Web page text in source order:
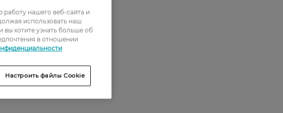
нашего веб-сайта и
использовать наш
вы хотите узнать больше об
в отношении
Настроить файлы Cookie